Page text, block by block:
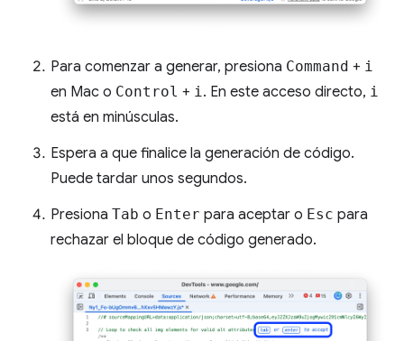
Para comenzar a generar, presiona Command + i
en Mac o Control + i . En este acceso directo, i
está en minúsculas.
Espera a que finalice la generación de código.
Puede tardar unos segundos.
Presiona Tab o Enter para aceptar o Esc para
rechazar el bloque de código generado.